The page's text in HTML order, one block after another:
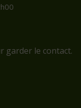
garder le contact.